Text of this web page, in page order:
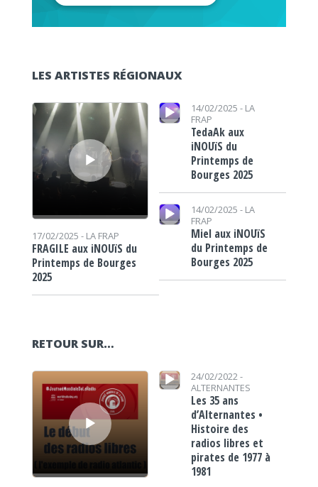
LES ARTISTES RÉGIONAUX
Lecteur audio
17/02/2025 - LA FRAP
FRAGILE aux iNOUïS du
Printemps de Bourges
2025
Lecteur audio 14/02/2025 - LA
FRAP
TedaAk aux
iNOUïS du
Printemps de
Bourges 2025
Lecteur audio
14/02/2025 - LA
FRAP
Miel aux iNOUïS
du Printemps de
Bourges 2025
RETOUR SUR…
Lecteur audio
Lecteur audio
24/02/2022 -
ALTERNANTES
Les 35 ans
d’Alternantes •
Histoire des
radios libres et
pirates de 1977 à
1981